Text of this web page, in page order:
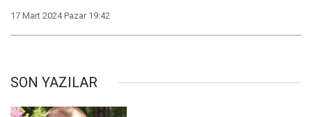
17 Mart 2024 Pazar 19:42
SON YAZILAR